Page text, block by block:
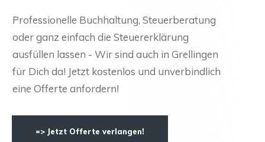
Professionelle Buchhaltung, Steuerberatung
oder ganz einfach die Steuererklärung
ausfüllen lassen - Wir sind auch in Grellingen
für Dich da! Jetzt kostenlos und unverbindlich
eine Offerte anfordern!
=> Jetzt Offerte verlangen!